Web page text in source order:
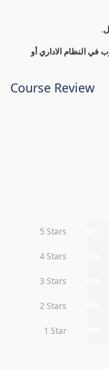
النظام الاداري أو
Course Review
5 Stars
4 Stars
3 Stars
2 Stars
1 Star